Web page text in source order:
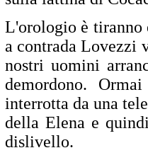
L'orologio è tiranno
a contrada Lovezzi
nostri uomini
demordono.
interrotta da una
della Elena e
dislivello.